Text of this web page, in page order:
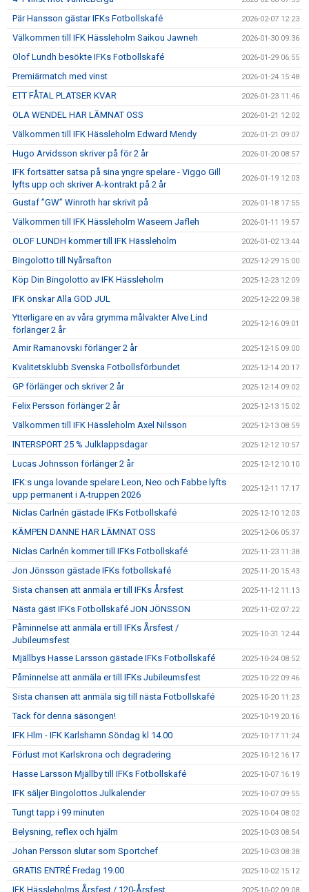
Pär Hansson gästar IFKs Fotbollskafé 2026-02-07 12:23
Välkommen till IFK Hässleholm Saikou Jawneh 2026-01-30 09:36
Olof Lundh besökte IFKs Fotbollskafé 2026-01-29 06:55
Premiärmatch med vinst 2026-01-24 15:48
ETT FÅTAL PLATSER KVAR 2026-01-23 11:46
OLA WENDEL HAR LÄMNAT OSS 2026-01-21 12:02
Välkommen till IFK Hässleholm Edward Mendy 2026-01-21 09:07
Hugo Arvidsson skriver på för 2 år 2026-01-20 08:57
IFK fortsätter satsa på sina yngre spelare - Viggo Gill
lyfts upp och skriver A-kontrakt på 2 år
2026-01-19 12:03
Gustaf ”GW” Winroth har skrivit på 2026-01-18 17:55
Välkommen till IFK Hässleholm Waseem Jafleh 2026-01-11 19:57
OLOF LUNDH kommer till IFK Hässleholm 2026-01-02 13:44
Bingolotto till Nyårsafton 2025-12-29 15:00
Köp Din Bingolotto av IFK Hässleholm 2025-12-23 12:09
IFK önskar Alla GOD JUL 2025-12-22 09:38
Ytterligare en av våra grymma målvakter Alve Lind
förlänger 2 år
2025-12-16 09:01
Amir Ramanovski förlänger 2 år 2025-12-15 09:00
Kvalitetsklubb Svenska Fotbollsförbundet 2025-12-14 20:17
GP förlänger och skriver 2 år 2025-12-14 09:02
Felix Persson förlänger 2 år 2025-12-13 15:02
Välkommen till IFK Hässleholm Axel Nilsson 2025-12-13 08:59
INTERSPORT 25 % Julklappsdagar 2025-12-12 10:57
Lucas Johnsson förlänger 2 år 2025-12-12 10:10
IFK:s unga lovande spelare Leon, Neo och Fabbe lyfts
upp permanent i A-truppen 2026
2025-12-11 17:17
Niclas Carlnén gästade IFKs Fotbollskafé 2025-12-10 12:03
KÄMPEN DANNE HAR LÄMNAT OSS 2025-12-06 05:37
Niclas Carlnén kommer till IFKs Fotbollskafé 2025-11-23 11:38
Jon Jönsson gästade IFKs fotbollskafé 2025-11-20 15:43
Sista chansen att anmäla er till IFKs Årsfest 2025-11-12 11:13
Nästa gäst IFKs Fotbollskafé JON JÖNSSON 2025-11-02 07:22
Påminnelse att anmäla er till IFKs Årsfest /
Jubileumsfest
2025-10-31 12:44
Mjällbys Hasse Larsson gästade IFKs Fotbollskafé 2025-10-24 08:52
Påminnelse att anmäla er till IFKs Jubileumsfest 2025-10-22 09:46
Sista chansen att anmäla sig till nästa Fotbollskafé 2025-10-20 11:23
Tack för denna säsongen! 2025-10-19 20:16
IFK Hlm - IFK Karlshamn Söndag kl 14.00 2025-10-17 11:24
Förlust mot Karlskrona och degradering 2025-10-12 16:17
Hasse Larsson Mjällby till IFKs Fotbollskafé 2025-10-07 16:19
IFK säljer Bingolottos Julkalender 2025-10-07 09:55
Tungt tapp i 99 minuten 2025-10-04 08:02
Belysning, reflex och hjälm 2025-10-03 08:54
Johan Persson slutar som Sportchef 2025-10-03 08:38
GRATIS ENTRÉ Fredag 19.00 2025-10-02 15:12
IFK Hässleholms Årsfest / 120-Årsfest